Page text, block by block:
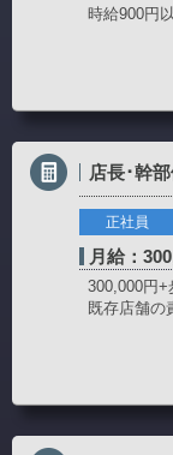
時給900円
店長･幹
正社員
月給：
300,000円
既存店舗の